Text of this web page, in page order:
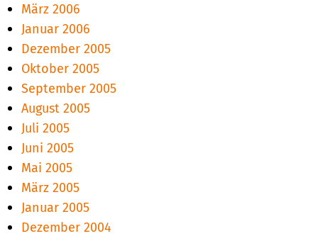
März 2006
Januar 2006
Dezember 2005
Oktober 2005
September 2005
August 2005
Juli 2005
Juni 2005
Mai 2005
März 2005
Januar 2005
Dezember 2004